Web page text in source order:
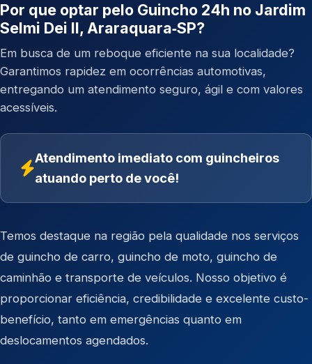
Por que optar pelo Guincho 24h no Jardim
Selmi Dei II, Araraquara‑SP?
Em busca de um reboque eficiente na sua localidade?
Garantimos rapidez em ocorrências automotivas,
entregando um atendimento seguro, ágil e com valores
acessíveis.
Atendimento imediato com guincheiros
atuando perto de você!
Temos destaque na região pela qualidade nos serviços
de guincho de carro, guincho de moto, guincho de
caminhão e transporte de veículos. Nosso objetivo é
proporcionar eficiência, credibilidade e excelente custo-
benefício, tanto em emergências quanto em
deslocamentos agendados.